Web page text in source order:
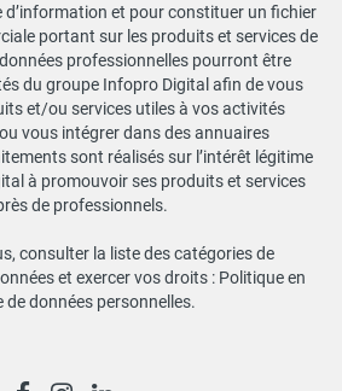
et pour constituer un fichier
portant sur les produits et services de
professionnelles pourront être
du groupe Infopro Digital afin de vous
et/ou services utiles à vos activités
vous intégrer dans des annuaires
sont réalisés sur l’intérêt légitime
à promouvoir ses produits et services
de professionnels.
consulter la liste des catégories de
et exercer vos droits : Politique en
de données personnelles.